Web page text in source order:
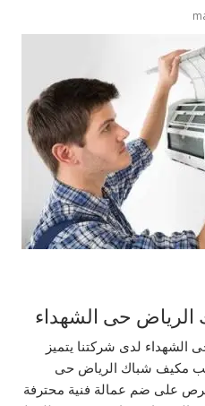
حى الشهداء
لدى شركتنا يتميز
مكيف شباك الرياض حى
على ضم عمالة فنية محترفة